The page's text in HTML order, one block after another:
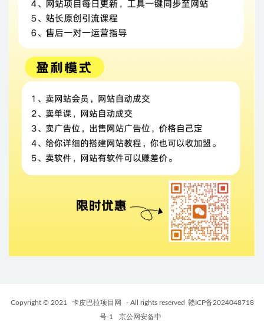
Copyright © 2021 卡皮巴拉项目网 - All rights reserved
赣ICP备2024048718
号-1
京公网安备中